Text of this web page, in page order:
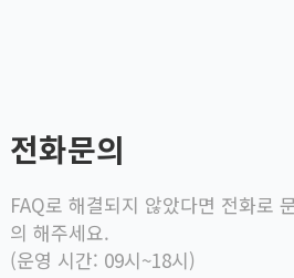
전화문의
FAQ로 해결되지 않았다면 전화로
의 해주세요.
(운영 시간: 09시~18시)